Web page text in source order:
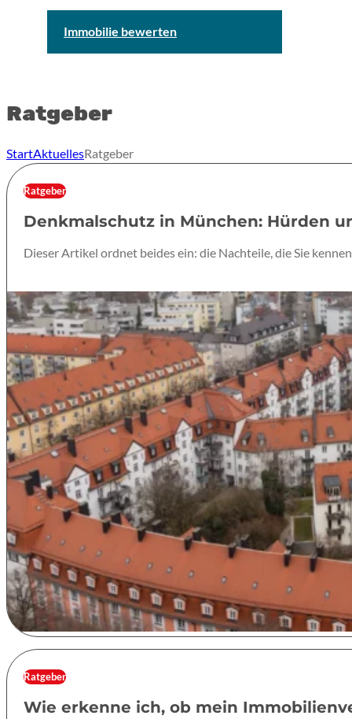
Immobilie bewerten
Ratgeber
StartAktuellesRatgeber
Ratgeber
Denkmalschutz in München: Hürden
Dieser Artikel ordnet beides ein: die Nachteile, die Sie
Ratgeber
Wie erkenne ich, ob mein